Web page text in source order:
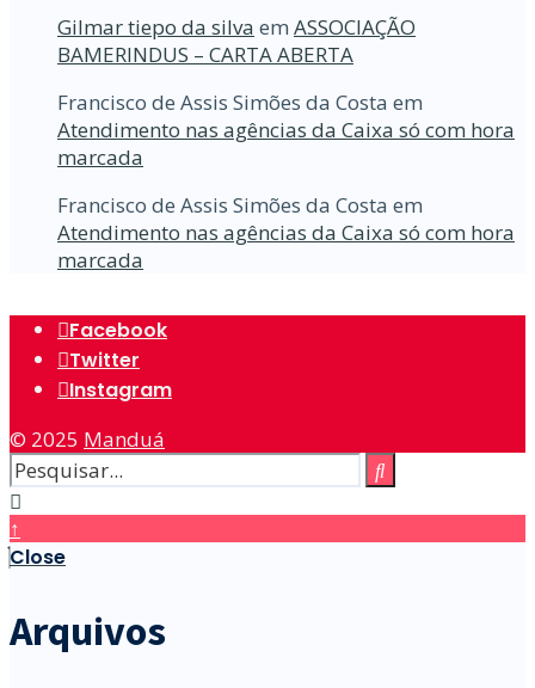
Gilmar tiepo da silva em ASSOCIAÇÃO
BAMERINDUS – CARTA ABERTA
Francisco de Assis Simões da Costa em
Atendimento nas agências da Caixa só com hora
marcada
Francisco de Assis Simões da Costa em
Atendimento nas agências da Caixa só com hora
marcada
Facebook
Twitter
Instagram
© 2025 Manduá
↑
Close
Arquivos